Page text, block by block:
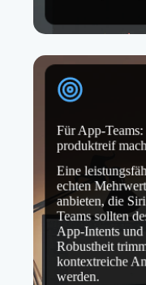
Für App-
produktreif
Eine
echten
anbieten, die
Teams sollten
App-Intents
Robustheit
kontextreiche
werden.